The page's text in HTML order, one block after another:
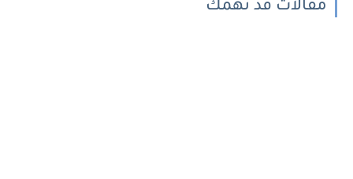
مقالات قد تهمك